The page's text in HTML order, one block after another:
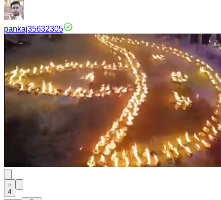
pankaj35632305
4